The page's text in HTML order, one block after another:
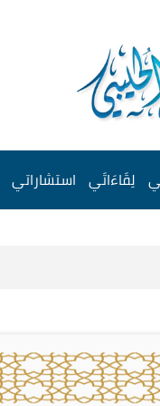
لِقَاءَاتَي استشاراتي